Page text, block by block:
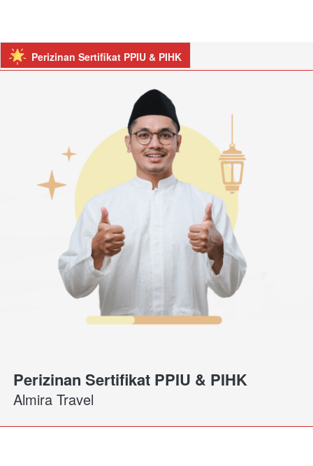
Perizinan Sertifikat PPIU & PIHK
Perizinan Sertifikat PPIU & PIHK
Almira Travel